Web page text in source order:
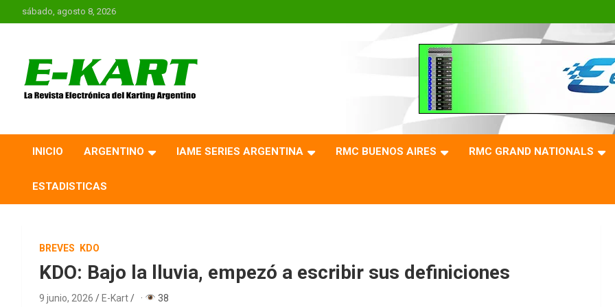
al
sábado, agosto 8, 2026
Revista Electrónica del
Karting en Argentina
INICIO ARGENTINO IAME SERIES ARGENTINA RMC BUENOS AIRES RMC GRAND NATIONALS
ESTADISTICAS
BREVES KDO
KDO: Bajo la lluvia, empezó a escribir sus definiciones
9 junio, 2026 E-Kart · 38